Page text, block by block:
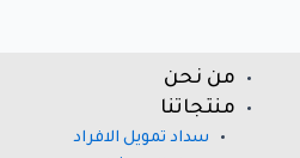
من نحن
منتجاتنا
سداد تمويل الافراد